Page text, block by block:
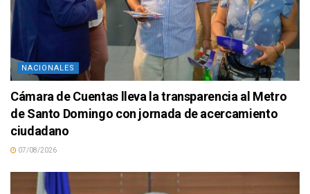
NACIONALES
Cámara de Cuentas lleva la transparencia al Metro
de Santo Domingo con jornada de acercamiento
ciudadano
07/08/2026